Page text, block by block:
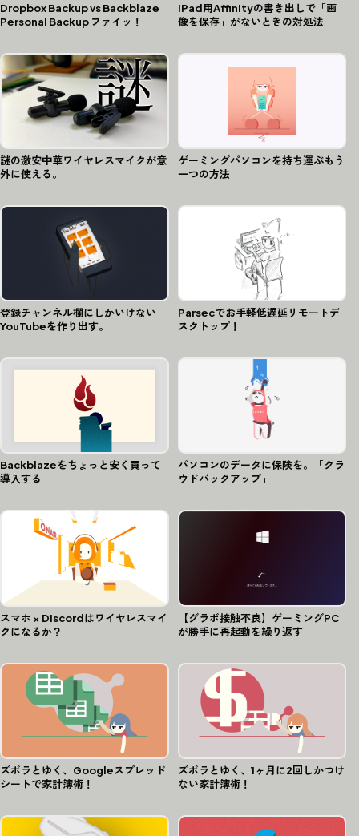
Dropbox Backup vs Backblaze
Personal Backup ファイッ！
iPad用Affinityの書き出しで「画
像を保存」がないときの対処法
謎の激安中華ワイヤレスマイクが意
外に使える。
ゲーミングパソコンを持ち運ぶもう
一つの方法
登録チャンネル欄にしかいけない
YouTubeを作り出す。
Parsecでお手軽低遅延リモートデ
スクトップ！
Backblazeをちょっと安く買って
導入する
パソコンのデータに保険を。「クラ
ウドバックアップ」
スマホ × Discordはワイヤレスマイ
クになるか？
【グラボ接触不良】ゲーミングPC
が勝手に再起動を繰り返す
ズボラとゆく、Googleスプレッド
シートで家計簿術！
ズボラとゆく、1ヶ月に2回しかつけ
ない家計簿術！